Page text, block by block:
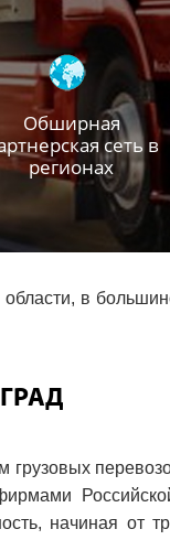
Обширная
сеть в
регионах
в
грузовых
начиная от